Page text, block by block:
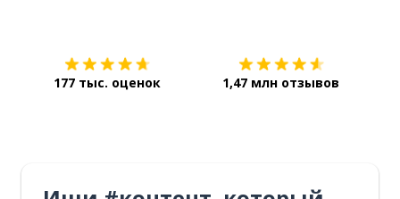
177 тыс. оценок 1,47 млн отзывов